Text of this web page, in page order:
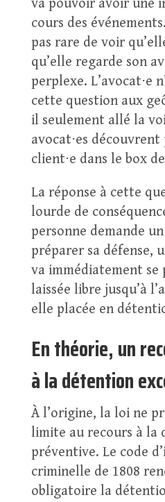
va pouvoir avoir une
cours des
pas rare de voir
qu’elle regarde son
perplexe. L’avocat⋅e
cette question aux
il seulement allé la
avocat⋅es
client⋅e dans le box
La réponse à cette
lourde de
personne demande
préparer sa défense,
va immédiatement se
laissée libre jusqu’à
elle placée en
En théorie, un
à la détention
À l’origine, la loi ne
limite au recours à la
préventive. Le code
criminelle de 1808
obligatoire la